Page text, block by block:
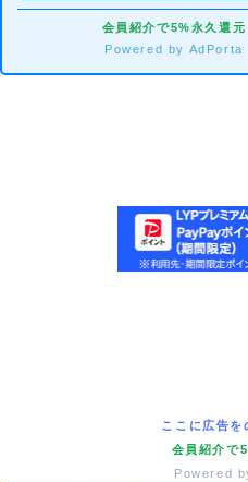
会員紹介で5%永久還元
Powered by AdPorta
ここに広告を
会員紹介で
Powered